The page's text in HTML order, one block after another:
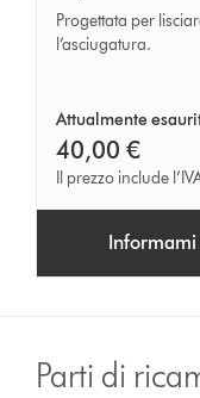
Progettata per
l’asciugatura.
Attualmente
40,00 €
Il prezzo include
Informami
Parti di